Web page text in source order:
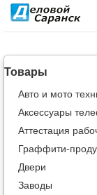
Товары
Авто и мото
Аксессуары
Аттестация
Граффити-
Двери
Заводы